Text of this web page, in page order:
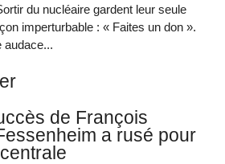
du nucléaire gardent leur seule
imperturbable : « Faites un don ».
audace...
de François
a rusé pour